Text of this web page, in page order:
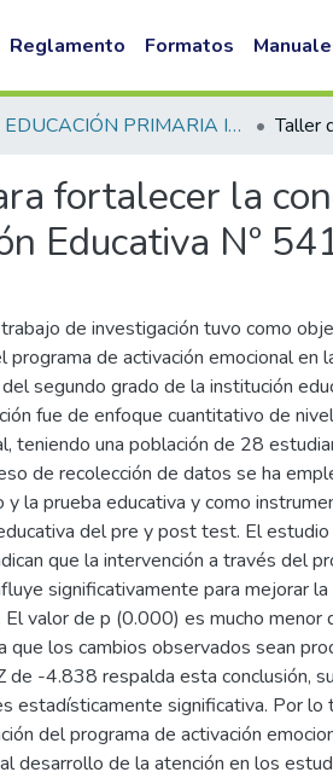
Reglamento Formatos
EDUCACIÓN PRIMARIA INTERCULTURAL BILINGUE PPD
fortalecer la
Educativa Nº
de investigación tuvo como
programa de activación emocional en
segundo grado de la institución
fue de enfoque cuantitativo de
teniendo una población de 28
de recolección de datos se ha
y la prueba educativa y como
del pre y post test. El
que la intervención a través del
significativamente para mejorar
valor de p (0.000) es mucho menor
que los cambios observados sean
de -4.838 respalda esta conclusión,
estadísticamente significativa. Por lo
del programa de activación
desarrollo de la atención en los